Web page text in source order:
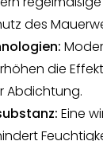
des
die
Abdichtung.
Eine